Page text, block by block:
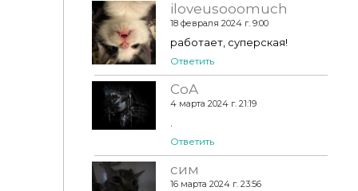
iloveusooomuch
18 февраля 2024 г. 9:00
работает, суперская!
Ответить
CoA
4 марта 2024 г. 21:19
.
Ответить
сим
16 марта 2024 г. 23:56